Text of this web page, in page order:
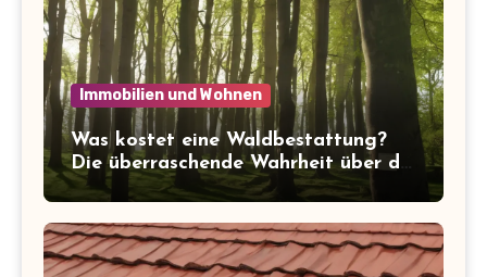
Immobilien und Wohnen
Was kostet eine Waldbestattung?
Die überraschende Wahrheit über die
Kosten der letzten Ruhe